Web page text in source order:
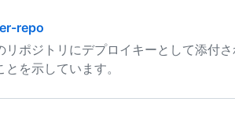
repo
ポジトリにデプロイキーとして添付
を示しています。